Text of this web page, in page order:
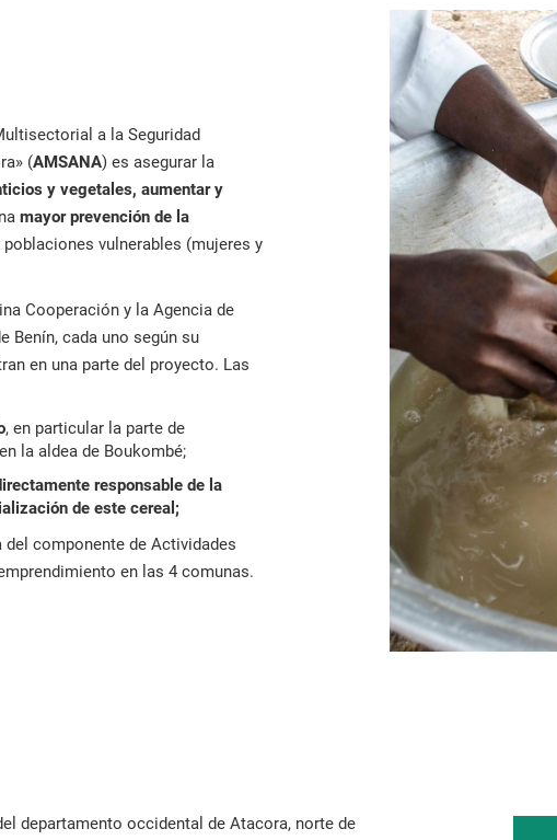
a la Seguridad
(AMSANA) es asegurar la
y vegetales, aumentar y
mayor prevención de la
vulnerables (mujeres y
Cooperación y la Agencia de
Benín, cada uno según su
en una parte del proyecto. Las
, en particular la parte de
la aldea de Boukombé;
responsable de la
de este cereal;
del componente de Actividades
en las 4 comunas.
departamento occidental de Atacora, norte de